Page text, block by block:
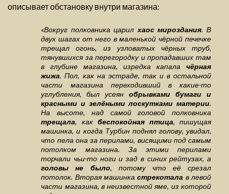
описывает обстановку внутри магазина:
«Вокруг полковника царилхаос мироздания. В
двух шагах от него в маленькой чёрной печечке
трещал огонь, из узловатых чёрных труб,
тянувшихся за перегородку и пропадавших там
в глубине магазина, изредка капала чёрная
жижа. Пол, как на эстраде, так и в остальной
части магазина переходивший в какие-то
углубления, был усеянобрывками бумаги и
красными и зелёными лоскутками материи.
На высоте, над самой головой полковника
трещала, как беспокойная птица, пишущая
машинка, и когда Турбин поднял голову, увидал,
что пела она за перилами, висящими под самым
потолком магазина. За этими перилами
торчали чьи-то ноги и зад в синих рейтузах, а
головы не было, потому что её срезал
потолок. Вторая машинкастрекотала в левой
части магазина, в неизвестной яме, из которой